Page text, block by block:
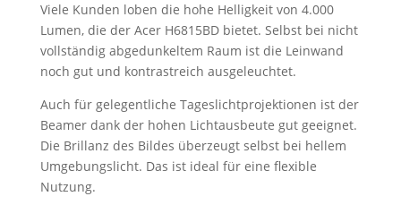
Viele Kunden loben die hohe Helligkeit von 4.000
Lumen, die der Acer H6815BD bietet. Selbst bei nicht
vollständig abgedunkeltem Raum ist die Leinwand
noch gut und kontrastreich ausgeleuchtet.
Auch für gelegentliche Tageslichtprojektionen ist der
Beamer dank der hohen Lichtausbeute gut geeignet.
Die Brillanz des Bildes überzeugt selbst bei hellem
Umgebungslicht. Das ist ideal für eine flexible
Nutzung.